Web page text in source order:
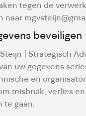
tegen de
naar
beveiligen
| Strategisch
uw gegevens
en
misbruik, verlies
te gaan.